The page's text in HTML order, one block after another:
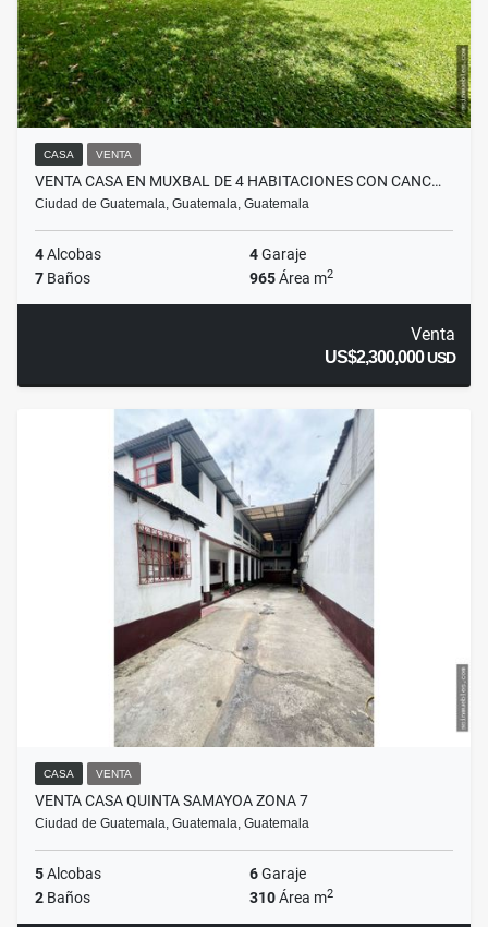
CASA VENTA
VENTA CASA EN MUXBAL DE 4 HABITACIONES CON CANC…
Ciudad de Guatemala, Guatemala, Guatemala
4Alcobas 4Garaje
7 Baños 965Área m2
Venta
US$2,300,000USD
CASA VENTA
VENTA CASA QUINTA SAMAYOA ZONA 7
Ciudad de Guatemala, Guatemala, Guatemala
5Alcobas 6Garaje
2 Baños 310Área m2